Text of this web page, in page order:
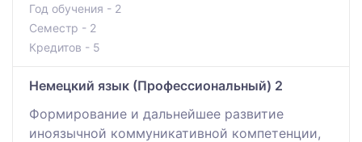
Год обучения - 2
Семестр - 2
Кредитов - 5
Немецкий язык (Профессиональный) 2
Формирование и дальнейшее развитие
иноязычной коммуникативной компетенции,